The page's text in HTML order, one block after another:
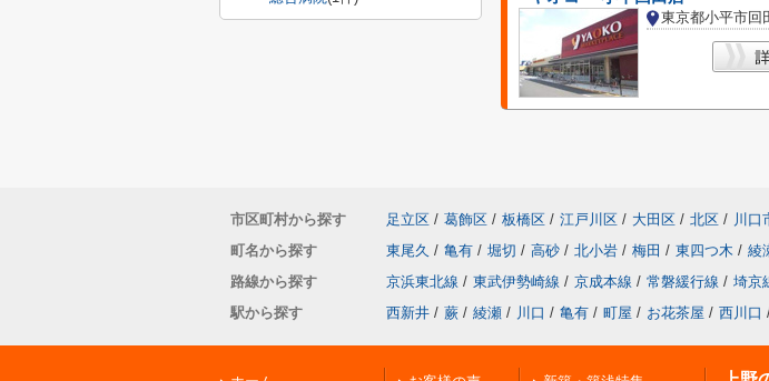
東京都小平市回
市区町村から探す 足立区 / 葛飾区 / 板橋区 / 江戸川区 / 大田区 / 北区 / 川口
町名から探す
東尾久 / 亀有 / 堀切 / 高砂 / 北小岩 / 梅田 / 東四つ木 / 綾
路線から探す
京浜東北線 / 東武伊勢崎線 / 京成本線 / 常磐緩行線 / 埼京
駅から探す
西新井 / 蕨 / 綾瀬 / 川口 / 亀有 / 町屋 / お花茶屋 / 西川口